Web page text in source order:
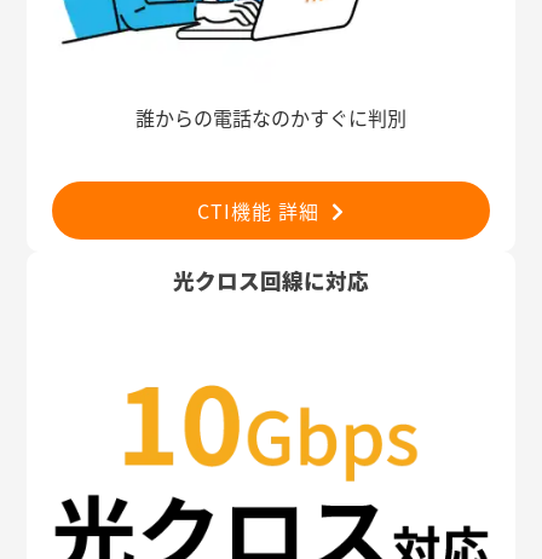
誰からの電話なのかすぐに判別
CTI機能 詳細
光クロス回線に対応